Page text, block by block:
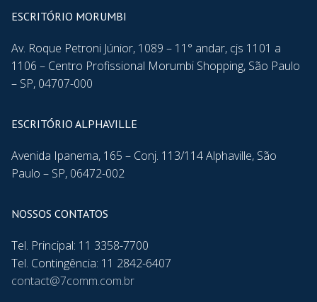
ESCRITÓRIO MORUMBI
Av. Roque Petroni Júnior, 1089 – 11° andar, cjs 1101 a
1106 – Centro Profissional Morumbi Shopping, São Paulo
– SP, 04707-000
ESCRITÓRIO ALPHAVILLE
Avenida Ipanema, 165 – Conj. 113/114 Alphaville, São
Paulo – SP, 06472-002
NOSSOS CONTATOS
Tel. Principal: 11 3358-7700
Tel. Contingência: 11 2842-6407
contact@7comm.com.br